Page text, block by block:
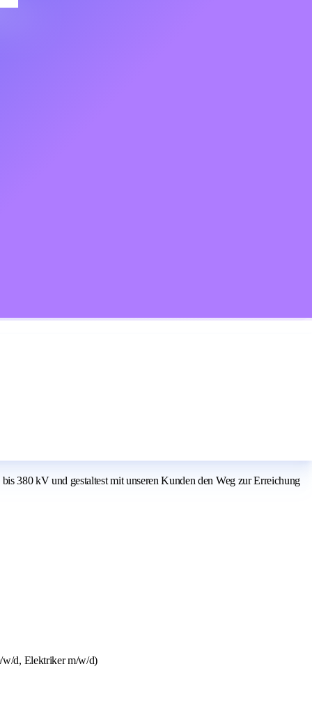
380 kV und gestaltest mit unseren Kunden den Weg zur Erreichung
w/d, Elektriker m/w/d)